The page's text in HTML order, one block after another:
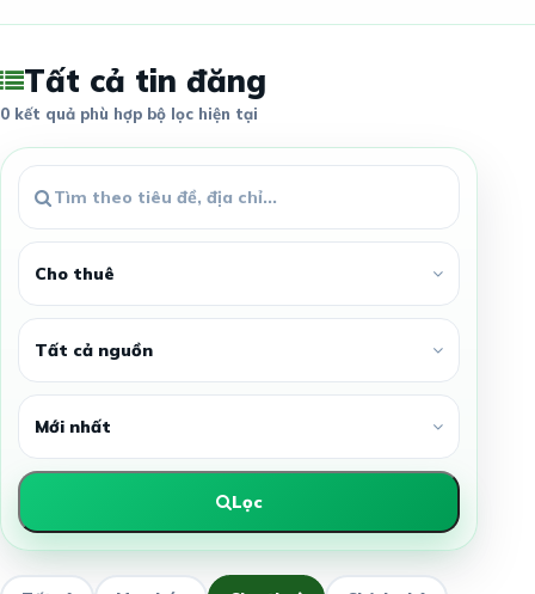
Tất cả tin đăng
0 kết quả phù hợp bộ lọc hiện tại
Lọc